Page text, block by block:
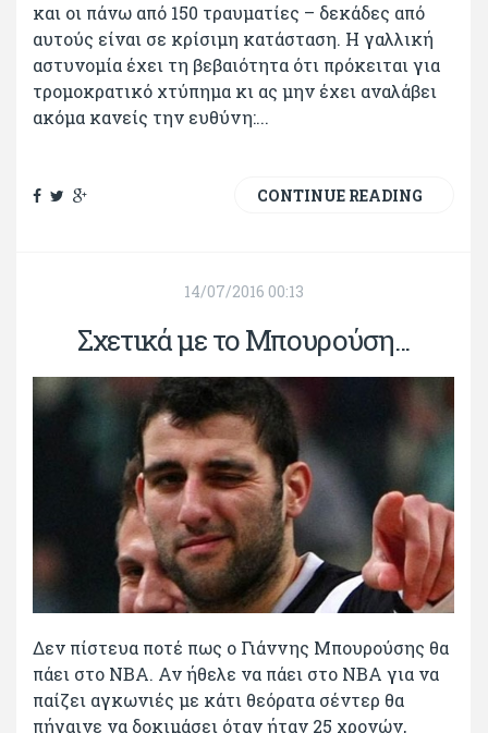
και οι πάνω από 150 τραυματίες – δεκάδες από
αυτούς είναι σε κρίσιμη κατάσταση. Η γαλλική
αστυνομία έχει τη βεβαιότητα ότι πρόκειται για
τρομοκρατικό χτύπημα κι ας μην έχει αναλάβει
ακόμα κανείς την ευθύνη:...
CONTINUE READING
14/07/2016 00:13
Σχετικά με το Μπουρούση...
Δεν πίστευα ποτέ πως ο Γιάννης Μπουρούσης θα
πάει στο NBA. Αν ήθελε να πάει στο NBA για να
παίζει αγκωνιές με κάτι θεόρατα σέντερ θα
πήγαινε να δοκιμάσει όταν ήταν 25 χρονών,